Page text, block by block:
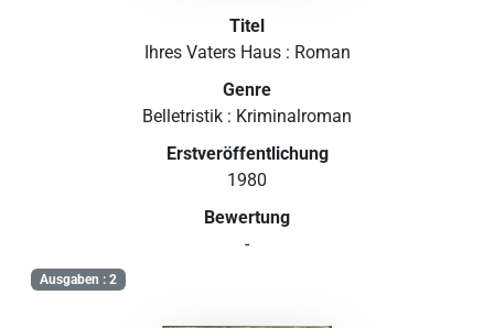
Titel
Ihres Vaters Haus : Roman
Genre
Belletristik : Kriminalroman
Erstveröffentlichung
1980
Bewertung
-
Ausgaben : 2